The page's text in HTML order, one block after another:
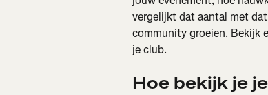
vergelijkt dat aantal met
community groeien. Bekijk
je club.
Hoe bekijk je